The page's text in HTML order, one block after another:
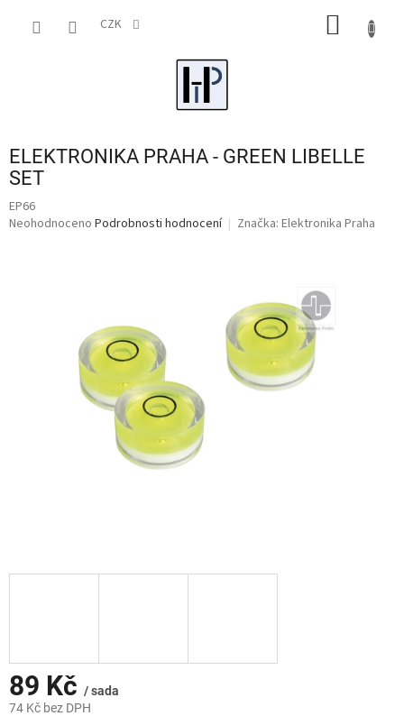
CZK
ELEKTRONIKA PRAHA - GREEN LIBELLE
SET
EP66
Průměrné
Neohodnoceno Podrobnosti hodnocení Značka: Elektronika Praha
89 Kč / sada
74 Kč bez DPH